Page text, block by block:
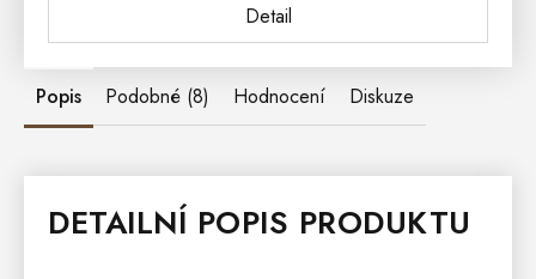
Detail
Popis Podobné (8) Hodnocení Diskuze
DETAILNÍ POPIS PRODUKTU